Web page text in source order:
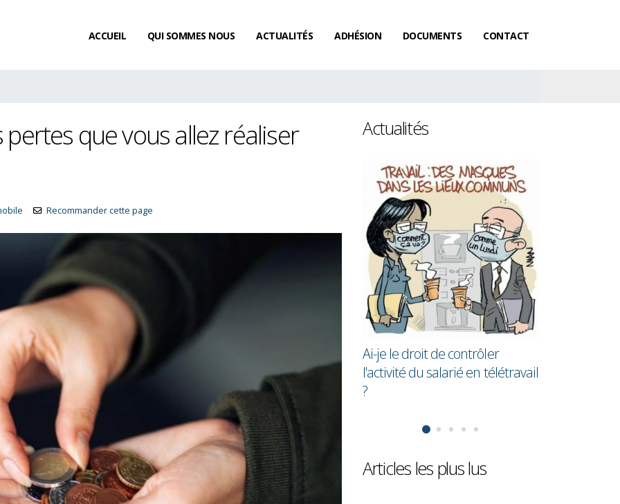
ACCUEIL QUI SOMMES NOUS ACTUALITÉS ADHÉSION DOCUMENTS CONTACT
que vous allez réaliser
Recommander cette page
Actualités
Existe-t-il un délai de
prescription de la faute ?
l'activité du salarié en télétravail
Les femmes gagnent toujours
en moyenne 28,7% de moins
que les hommes
Articles les plus lus